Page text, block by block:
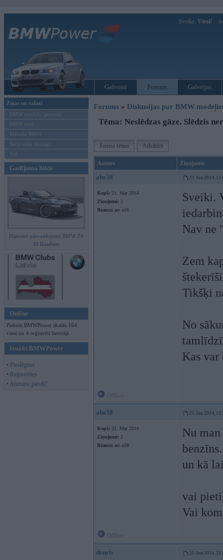
Sveiks, Viesi!
Galvenā Forums Galerijas
Ziņas un raksti
BMW modeļu jaunumi
BMW testi
Mēneša BMW
Sērijveida tūnings
Vel...
Gadījuma bilde
Hamann pārveidojumi BMW Z4
M Roadster
Online
Pašreiz BMWPower skatās 164
viesi un 4 reģistrēti lietotāji.
Ienākt BMWPower
• Pieslēgties
• Reģistrēties
• Aizmirsi paroli?
Forums » Diskusijas par BMW
Tēma: Neslēdzas gāze. Slēdzis
Jauna tēma Atbildēt
Autors Ziņojums
abe38 23. Jun 2014,
Kopš: 21. Mar 2014
Ziņojumi: 2
Braucu ar: e38
Sveiki.
Nav ne
Zem
Tikšķi
No
Kas var
abe38 23. Jun 2014,
Kopš: 21. Mar 2014
Ziņojumi: 2
Braucu ar: e38
Nu
un kā
vai
Vai
dzuris 23. Jun 2014,